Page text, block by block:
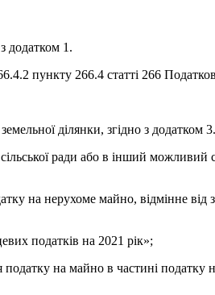
додатком 1.
266.4 статті 266
ділянки, згідно з додатком 3.
ради або в інший можливий
на нерухоме майно, відмінне від
податків на 2021 рік»;
на майно в частині податку